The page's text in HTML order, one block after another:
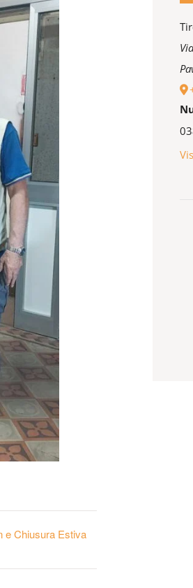
e Chiusura Estiva